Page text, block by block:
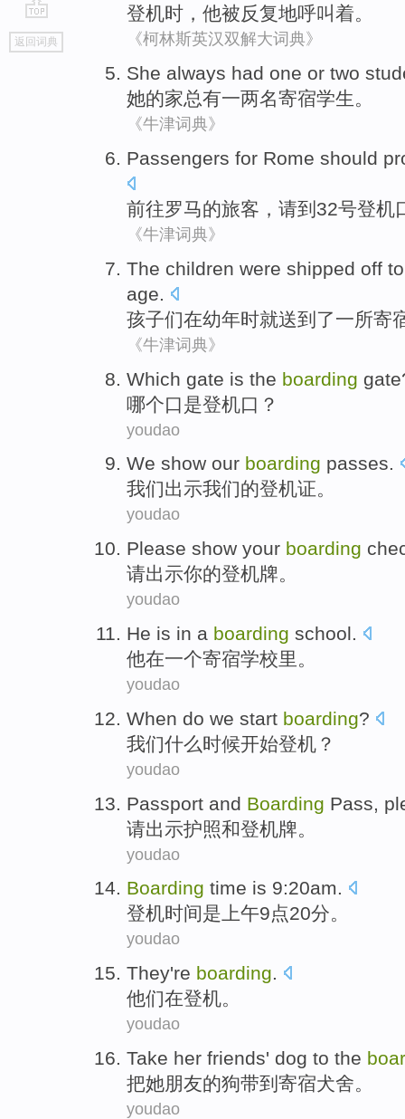
go
top
返回词典
登机时 ， 他被反复地呼叫着。
《柯林斯英汉双解大词典》
She always had one or two
她的家总有一两名寄宿学生。
《牛津词典》
Passengers for Rome should
前往罗马的旅客 ，请到 32号登机
《牛津词典》
The children were shipped off to
age.
孩子们在幼年时就送到 了一所寄
《牛津词典》
Which gate is the boarding
哪个口是登机口 ？
youdao
We show our boarding passes.
我们出示我们的登机证。
youdao
Please show your boarding
请出示你的登机牌。
youdao
He is in a boarding school.
他在一个寄宿学校里。
youdao
When do we start boarding?
我们什么时候开始登机？
youdao
Passport and Boarding Pass
请出示护照和登机牌 。
youdao
Boarding time is 9:20am.
登机时间是 上午9点20分。
youdao
They're boarding.
他们在登机。
youdao
Take her friends' dog to the
把她朋友的狗带到 寄宿犬舍。
youdao